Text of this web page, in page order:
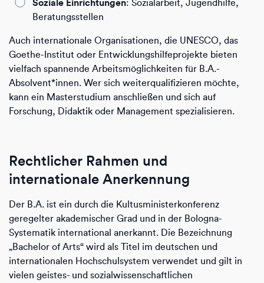
Soziale Einrichtungen: Sozialarbeit, Jugendhilfe,
Beratungsstellen
Auch internationale Organisationen, die UNESCO, das
Goethe-Institut oder Entwicklungshilfeprojekte bieten
vielfach spannende Arbeitsmöglichkeiten für B.A.-
Absolvent*innen. Wer sich weiterqualifizieren möchte,
kann ein Masterstudium anschließen und sich auf
Forschung, Didaktik oder Management spezialisieren.
Rechtlicher Rahmen und
internationale Anerkennung
Der B.A. ist ein durch die Kultusministerkonferenz
geregelter akademischer Grad und in der Bologna-
Systematik international anerkannt. Die Bezeichnung
„Bachelor of Arts“ wird als Titel im deutschen und
internationalen Hochschulsystem verwendet und gilt in
vielen geistes- und sozialwissenschaftlichen